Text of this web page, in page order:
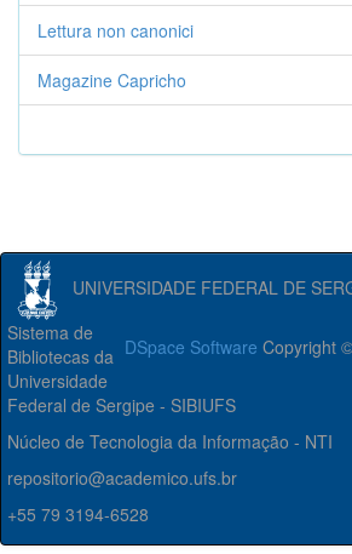
Lettura non canonici
Magazine Capricho
UNIVERSIDADE FEDERAL DE
DSpace Software Copyright
Sistema de
Bibliotecas da
Universidade
Federal de Sergipe - SIBIUFS
Núcleo de Tecnologia da Informação - NTI
repositorio@academico.ufs.br
+55 79 3194-6528